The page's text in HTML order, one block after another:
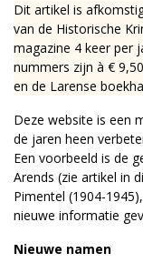
Dit artikel is
van de Historische
magazine 4 keer per
nummers zijn à €
en de Larense
Deze website is een
de jaren heen
Een voorbeeld is de
Arends (zie artikel in
Pimentel (1904-
nieuwe informatie
Nieuwe namen